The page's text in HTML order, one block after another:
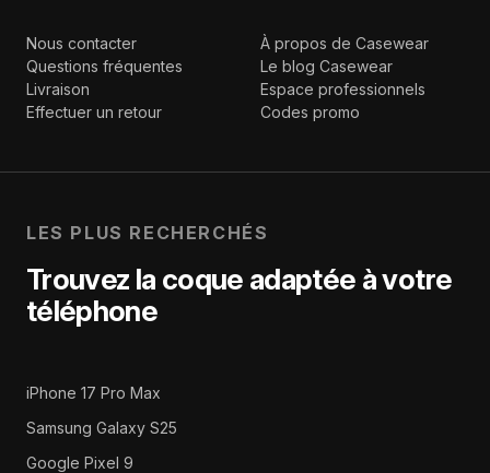
Nous contacter
Questions fréquentes
Livraison
Effectuer un retour
À propos de Casewear
Le blog Casewear
Espace professionnels
Codes promo
LES PLUS RECHERCHÉS
Trouvez la coque adaptée à votre
téléphone
iPhone 17 Pro Max
Samsung Galaxy S25
Google Pixel 9